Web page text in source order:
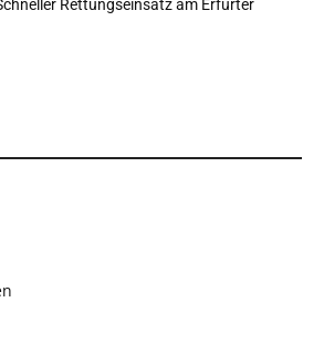
Rettungseinsatz am Erfurter